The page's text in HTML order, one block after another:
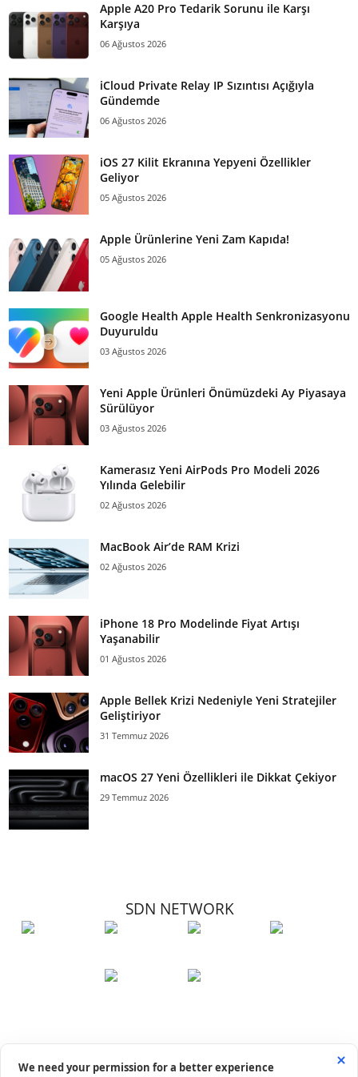
Apple A20 Pro Tedarik Sorunu ile Karşı
Karşıya
06 Ağustos 2026
iCloud Private Relay IP Sızıntısı Açığıyla
Gündemde
06 Ağustos 2026
iOS 27 Kilit Ekranına Yepyeni Özellikler
Geliyor
05 Ağustos 2026
Apple Ürünlerine Yeni Zam Kapıda!
05 Ağustos 2026
Google Health Apple Health Senkronizasyonu
Duyuruldu
03 Ağustos 2026
Yeni Apple Ürünleri Önümüzdeki Ay Piyasaya
Sürülüyor
03 Ağustos 2026
Kamerasız Yeni AirPods Pro Modeli 2026
Yılında Gelebilir
02 Ağustos 2026
MacBook Air’de RAM Krizi
02 Ağustos 2026
iPhone 18 Pro Modelinde Fiyat Artışı
Yaşanabilir
01 Ağustos 2026
Apple Bellek Krizi Nedeniyle Yeni Stratejiler
Geliştiriyor
31 Temmuz 2026
macOS 27 Yeni Özellikleri ile Dikkat Çekiyor
29 Temmuz 2026
SDN NETWORK